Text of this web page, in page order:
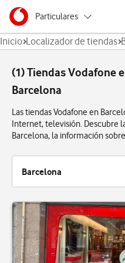
Ir a la pagina principal de
Menu navegación
Particulares
Autónomos
Pymes
y AA.PP.
Inicio Localizador de tiendas
(1) Tiendas Vodafone
Barcelona
Las tiendas Vodafone en
Internet, televisión. Descubre
Barcelona, la información
Barcelona
Badalona
Barberá Del Vallés
Barcelona